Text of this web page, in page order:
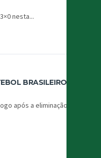
nesta...
BRASILEIRO
após a eliminação...